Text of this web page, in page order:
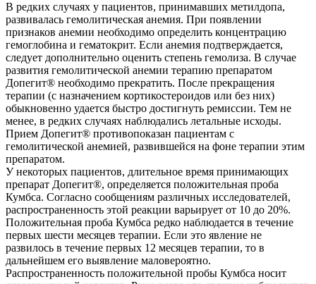
В редких случаях у пациентов, принимавших метилдопа,
развивалась гемолитическая анемия. При появлении
признаков анемии необходимо определить концентрацию
гемоглобина и гематокрит. Если анемия подтверждается,
следует дополнительно оценить степень гемолиза. В случае
развития гемолитической анемии терапию препаратом
Допегит® необходимо прекратить. После прекращения
терапии (с назначением кортикостероидов или без них)
обыкновенно удается быстро достигнуть ремиссии. Тем не
менее, в редких случаях наблюдались летальные исходы.
Прием Допегит® противопоказан пациентам с
гемолитической анемией, развившейся на фоне терапии этим
препаратом.
У некоторых пациентов, длительное время принимающих
препарат Допегит®, определяется положительная проба
Кумбса. Согласно сообщениям различных исследователей,
распространенность этой реакции варьирует от 10 до 20%.
Положительная проба Кумбса редко наблюдается в течение
первых шести месяцев терапии. Если это явление не
развилось в течение первых 12 месяцев терапии, то в
дальнейшем его выявление маловероятно.
Распространенность положительной пробы Кумбса носит